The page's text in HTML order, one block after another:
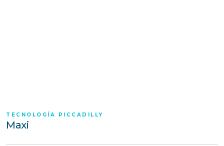
TECNOLOGÍA PICCADILLY
Maxi